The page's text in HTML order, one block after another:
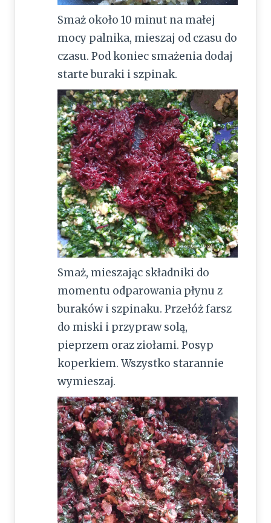
Smaż około 10 minut na małej
mocy palnika, mieszaj od czasu do
czasu. Pod koniec smażenia dodaj
starte buraki i szpinak.
Smaż, mieszając składniki do
momentu odparowania płynu z
buraków i szpinaku. Przełóż farsz
do miski i przypraw solą,
pieprzem oraz ziołami. Posyp
koperkiem. Wszystko starannie
wymieszaj.